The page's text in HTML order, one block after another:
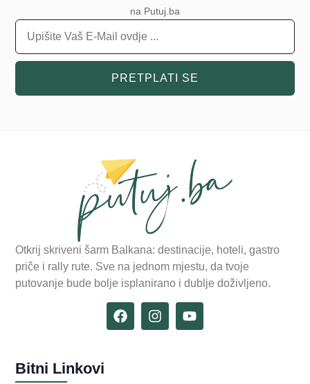
na Putuj.ba
PRETPLATI SE
Otkrij skriveni šarm Balkana: destinacije, hoteli, gastro
priče i rally rute. Sve na jednom mjestu, da tvoje
putovanje bude bolje isplanirano i dublje doživljeno.
Bitni Linkovi